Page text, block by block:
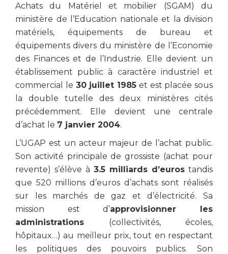
Achats du Matériel et mobilier (SGAM) du
ministère de l’Education nationale et la division
matériels, équipements de bureau et
équipements divers du ministère de l’Economie
des Finances et de l’Industrie. Elle devient un
établissement public à caractère industriel et
commercial le 30 juillet 1985 et est placée sous
la double tutelle des deux ministères cités
précédemment. Elle devient une centrale
d’achat le 7 janvier 2004.
L’UGAP est un acteur majeur de l’achat public.
Son activité principale de grossiste (achat pour
revente) s’élève à 3.5 milliards d’euros tandis
que 520 millions d’euros d’achats sont réalisés
sur les marchés de gaz et d’électricité. Sa
mission est d’approvisionner les
administrations (collectivités, écoles,
hôpitaux…) au meilleur prix, tout en respectant
les politiques des pouvoirs publics. Son